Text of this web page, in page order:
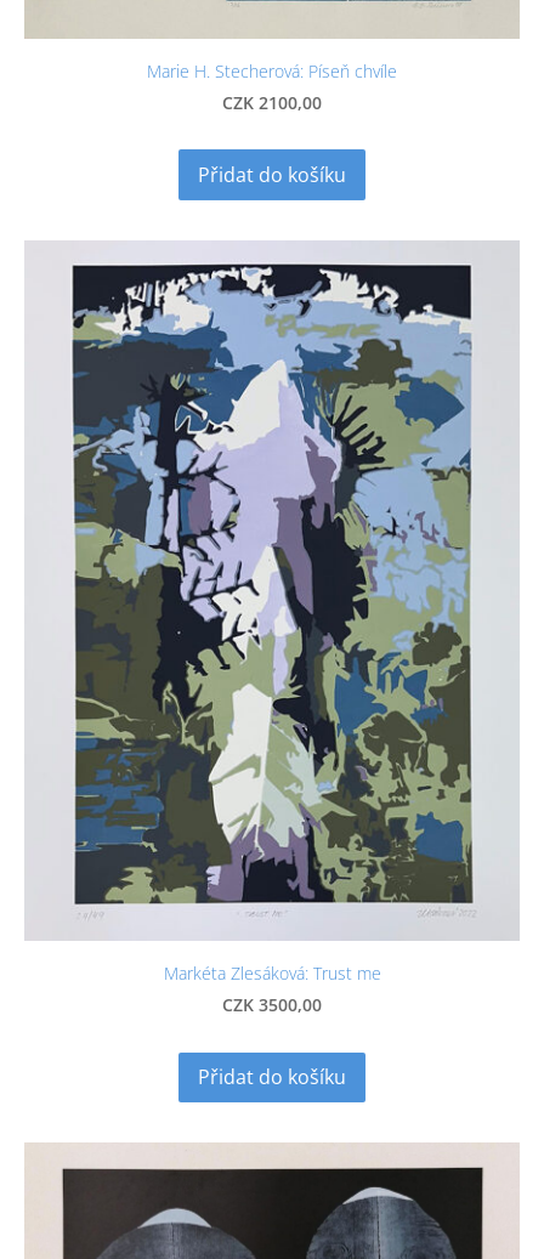
Marie H. Stecherová: Píseň chvíle
CZK 2100,00
Přidat do košíku
Markéta Zlesáková: Trust me
CZK 3500,00
Přidat do košíku